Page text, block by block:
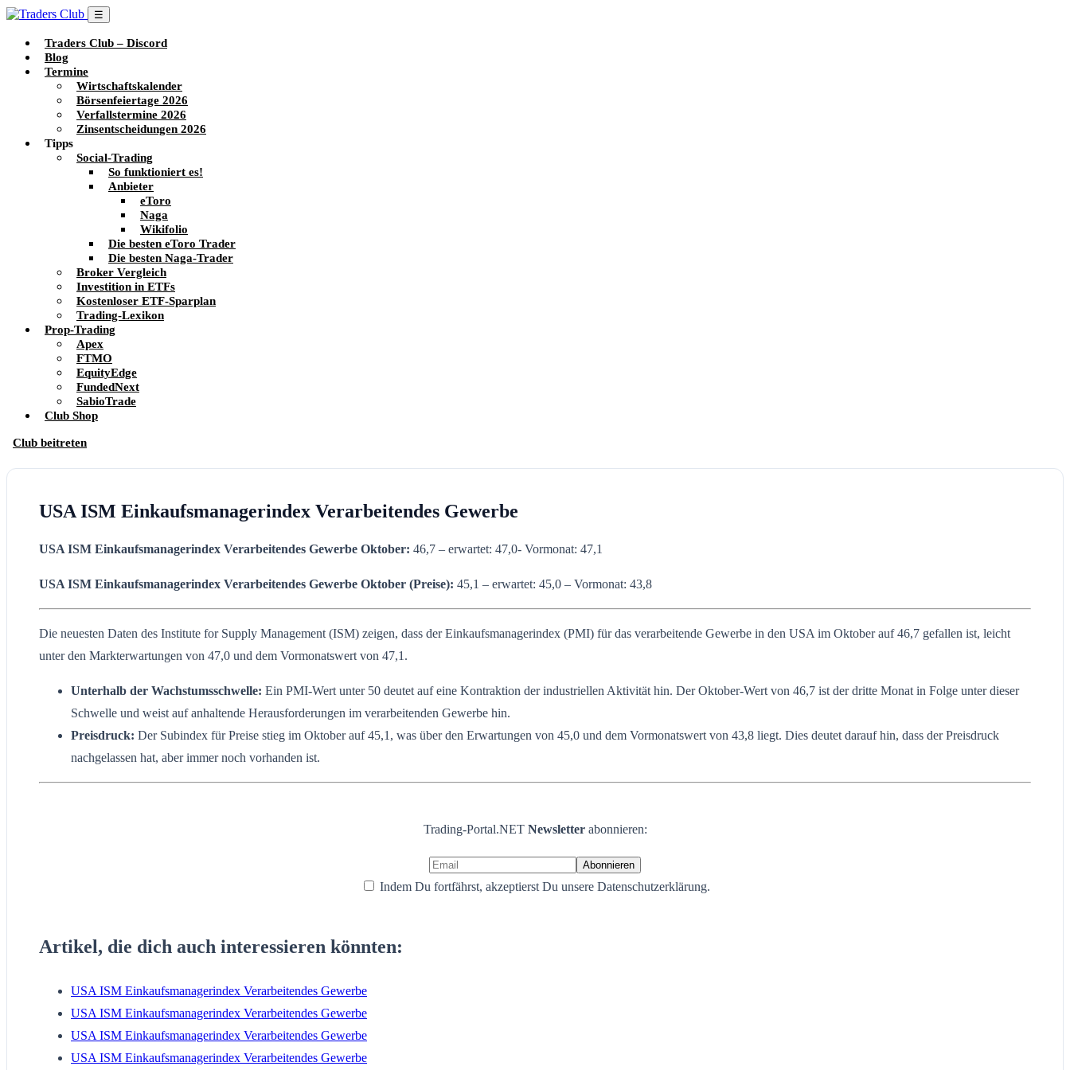
☰
Traders Club – Discord
Blog
Termine
Wirtschaftskalender
Börsenfeiertage 2026
Verfallstermine 2026
Zinsentscheidungen 2026
Tipps
Social-Trading
So funktioniert es!
Anbieter
eToro
Naga
Wikifolio
Die besten eToro Trader
Die besten Naga-Trader
Broker Vergleich
Investition in ETFs
Kostenloser ETF-Sparplan
Trading-Lexikon
Prop-Trading
Apex
FTMO
EquityEdge
FundedNext
SabioTrade
Club Shop
Club beitreten
USA ISM Einkaufsmanagerindex Verarbeitendes Gewerbe
USA ISM Einkaufsmanagerindex Verarbeitendes Gewerbe Oktober: 46,7 – erwartet: 47,0- Vormonat: 47,1
USA ISM Einkaufsmanagerindex Verarbeitendes Gewerbe Oktober (Preise): 45,1 – erwartet: 45,0 – Vormonat: 43,8
Die neuesten Daten des Institute for Supply Management (ISM) zeigen, dass der Einkaufsmanagerindex (PMI) für das verarbeitende Gewerbe in den USA im Oktober auf 46,7 gefallen ist, leicht
unter den Markterwartungen von 47,0 und dem Vormonatswert von 47,1.
Unterhalb der Wachstumsschwelle: Ein PMI-Wert unter 50 deutet auf eine Kontraktion der industriellen Aktivität hin. Der Oktober-Wert von 46,7 ist der dritte Monat in Folge unter dieser
Schwelle und weist auf anhaltende Herausforderungen im verarbeitenden Gewerbe hin.
Preisdruck: Der Subindex für Preise stieg im Oktober auf 45,1, was über den Erwartungen von 45,0 und dem Vormonatswert von 43,8 liegt. Dies deutet darauf hin, dass der Preisdruck
nachgelassen hat, aber immer noch vorhanden ist.
Trading-Portal.NET Newsletter abonnieren:
Indem Du fortfährst, akzeptierst Du unsere Datenschutzerklärung.
Artikel, die dich auch interessieren könnten:
USA ISM Einkaufsmanagerindex Verarbeitendes Gewerbe
USA ISM Einkaufsmanagerindex Verarbeitendes Gewerbe
USA ISM Einkaufsmanagerindex Verarbeitendes Gewerbe
USA ISM Einkaufsmanagerindex Verarbeitendes Gewerbe